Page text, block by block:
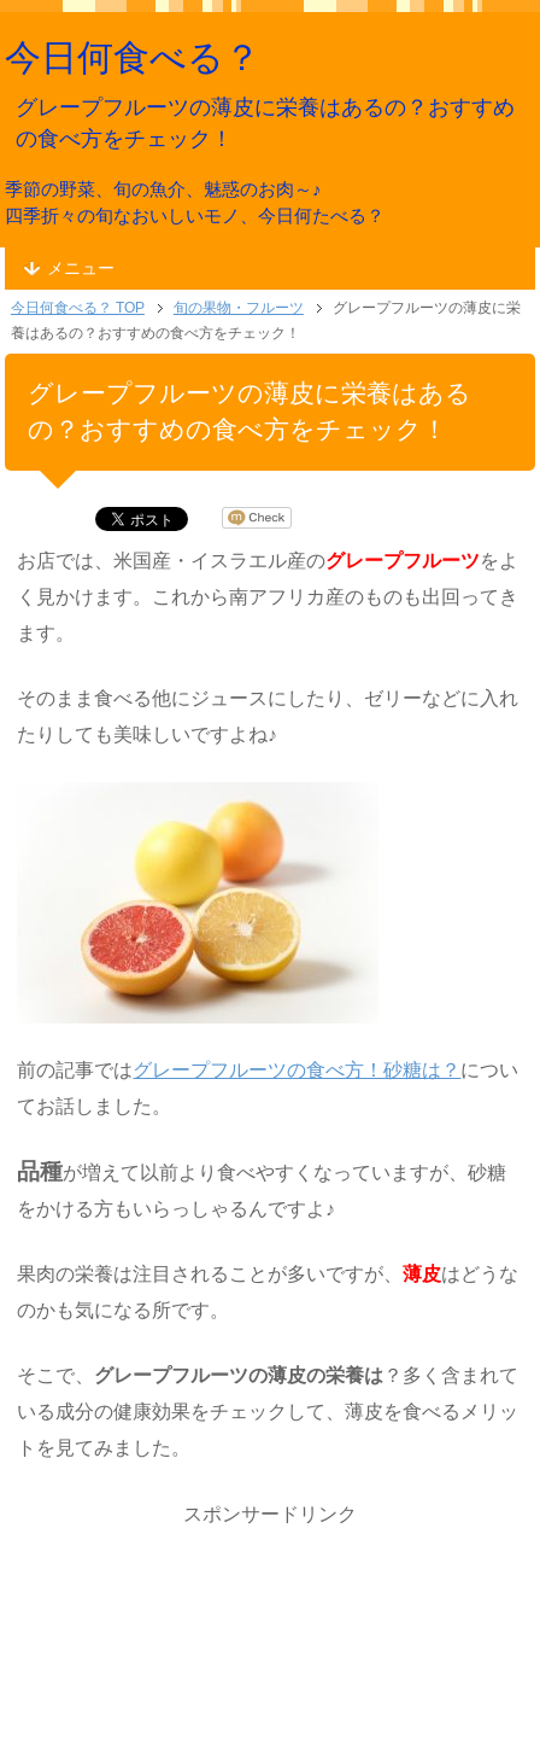
今日何食べる？
グレープフルーツの薄皮に栄養はあるの？おすすめ
の食べ方をチェック！
季節の野菜、旬の魚介、魅惑のお肉～♪
四季折々の旬なおいしいモノ、今日何たべる？
メニュー
今日何食べる？ TOP 旬の果物・フルーツ
グレープフルーツの薄皮に栄
養はあるの？おすすめの食べ方をチェック！
グレープフルーツの薄皮に栄養はある
の？おすすめの食べ方をチェック！
お店では、米国産・イスラエル産のグレープフルーツをよ
く見かけます。これから南アフリカ産のものも出回ってき
ます。
そのまま食べる他にジュースにしたり、ゼリーなどに入れ
たりしても美味しいですよね♪
前の記事ではグレープフルーツの食べ方！砂糖は？ につい
てお話しました。
品種が増えて以前より食べやすくなっていますが、砂糖
をかける方もいらっしゃるんですよ♪
果肉の栄養は注目されることが多いですが、薄皮はどうな
のかも気になる所です。
そこで、 グレープフルーツの薄皮の栄養は ？多く含まれて
いる成分の健康効果をチェックして、薄皮を食べるメリッ
トを見てみました。
スポンサードリンク